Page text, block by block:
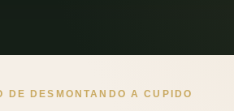
DE DESMONTANDO A CUPIDO